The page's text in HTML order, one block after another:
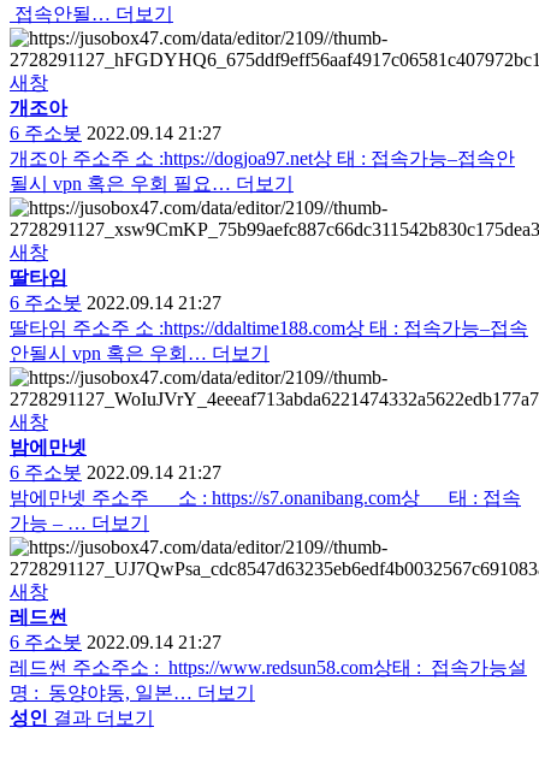
접속안될… 더보기
새창
개조아
6 주소봇 2022.09.14 21:27
개조아 주소주 소 :https://dogjoa97.net상 태 : 접속가능–접속안
될시 vpn 혹은 우회 필요… 더보기
새창
딸타임
6 주소봇 2022.09.14 21:27
딸타임 주소주 소 :https://ddaltime188.com상 태 : 접속가능–접속
안될시 vpn 혹은 우회… 더보기
새창
밤에만넷
6 주소봇 2022.09.14 21:27
밤에만넷 주소주 소 : https://s7.onanibang.com상 태 : 접속
가능 – … 더보기
새창
레드썬
6 주소봇 2022.09.14 21:27
레드썬 주소주소 : https://www.redsun58.com상태 : 접속가능설
명 : 동양야동, 일본… 더보기
성인 결과 더보기